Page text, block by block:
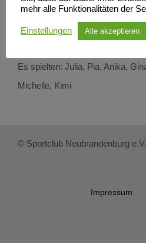
SCN vs. VC Greifswald II = 1:3
Es spielten: Julia, Pia, Anika,
Michelle, Kimi
© Sportclub Neubrandenburg
Impressum
mehr alle Funktionalitäten der
Einstellungen Alle akzeptieren